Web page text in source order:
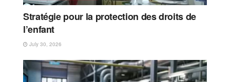
Stratégie pour la protection des droits de
l’enfant
July 30, 2026